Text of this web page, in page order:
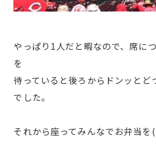
やっぱり1人だと暇なので、席に
を
待っていると後ろからドンッとど
でした。
それから座ってみんなでお弁当を